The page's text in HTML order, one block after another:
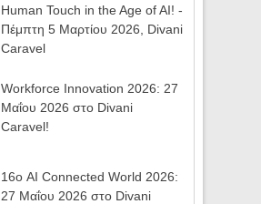
Human Touch in the Age of AI! -
Πέμπτη 5 Μαρτίου 2026, Divani
Caravel
Workforce Innovation 2026: 27
Μαΐου 2026 στο Divani
Caravel!
16ο AI Connected World 2026:
27 Μαΐου 2026 στο Divani